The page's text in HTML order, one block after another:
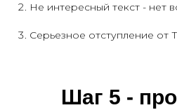
Не интересный текст - нет
Серьезное отступление от
Шаг 5 -